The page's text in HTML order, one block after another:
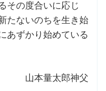
その度合いに応じ
たないのちを生き始
あずかり始めている
山本量太郎神父